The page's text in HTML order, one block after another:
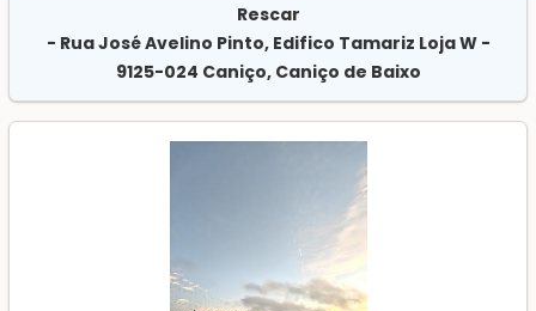
Rescar
- Rua José Avelino Pinto, Edifico Tamariz Loja W -
9125-024 Caniço, Caniço de Baixo